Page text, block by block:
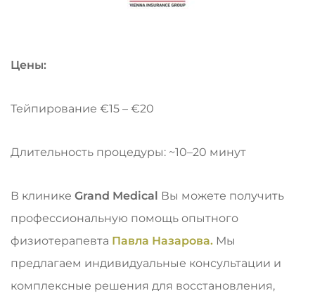
Цены:
Тейпирование €15 – €20
Длительность процедуры: ~10–20 минут
В клинике Grand Medical Вы можете получить
профессиональную помощь опытного
физиотерапевта Павла Назарова. Мы
предлагаем индивидуальные консультации и
комплексные решения для восстановления,